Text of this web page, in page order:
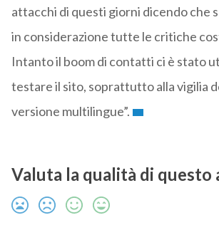
attacchi di questi giorni dicendo che
in considerazione tutte le critiche
Intanto il boom di contatti ci è stato
testare il sito, soprattutto alla vigilia
versione multilingue”.
Valuta la qualità di questo